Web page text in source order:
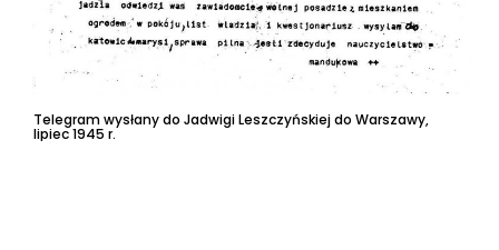
Telegram wysłany do Jadwigi Leszczyńskiej do Warszawy,
lipiec 1945 r.